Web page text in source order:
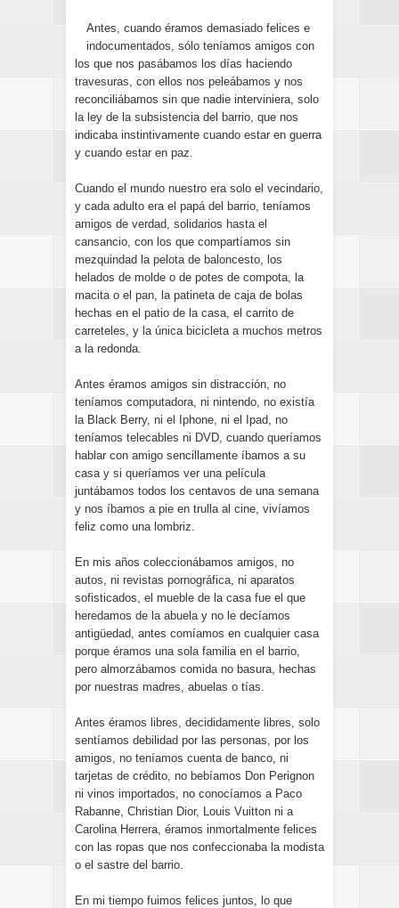
Antes, cuando éramos demasiado felices e
indocumentados, sólo teníamos amigos con
los que nos pasábamos los días haciendo
travesuras, con ellos nos peleábamos y nos
reconciliábamos sin que nadie interviniera, solo
la ley de la subsistencia del barrio, que nos
indicaba instintivamente cuando estar en guerra
y cuando estar en paz.
Cuando el mundo nuestro era solo el vecindario,
y cada adulto era el papá del barrio, teníamos
amigos de verdad, solidarios hasta el
cansancio, con los que compartíamos sin
mezquindad la pelota de baloncesto, los
helados de molde o de potes de compota, la
macita o el pan, la patineta de caja de bolas
hechas en el patio de la casa, el carrito de
carreteles, y la única bicicleta a muchos metros
a la redonda.
Antes éramos amigos sin distracción, no
teníamos computadora, ni nintendo, no existía
la Black Berry, ni el Iphone, ni el Ipad, no
teníamos telecables ni DVD, cuando queríamos
hablar con amigo sencillamente íbamos a su
casa y si queríamos ver una película
juntábamos todos los centavos de una semana
y nos íbamos a pie en trulla al cine, vivíamos
feliz como una lombriz.
En mis años coleccionábamos amigos, no
autos, ni revistas pornográfica, ni aparatos
sofisticados, el mueble de la casa fue el que
heredamos de la abuela y no le decíamos
antigüedad, antes comíamos en cualquier casa
porque éramos una sola familia en el barrio,
pero almorzábamos comida no basura, hechas
por nuestras madres, abuelas o tías.
Antes éramos libres, decididamente libres, solo
sentíamos debilidad por las personas, por los
amigos, no teníamos cuenta de banco, ni
tarjetas de crédito, no bebíamos Don Perignon
ni vinos importados, no conocíamos a Paco
Rabanne, Christian Dior, Louis Vuitton ni a
Carolina Herrera, éramos inmortalmente felices
con las ropas que nos confeccionaba la modista
o el sastre del barrio.
En mi tiempo fuimos felices juntos, lo que